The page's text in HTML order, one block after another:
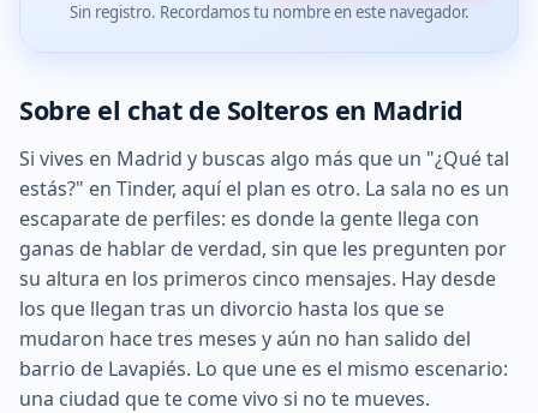
Sin registro. Recordamos tu nombre en este navegador.
Sobre el chat de Solteros en Madrid
Si vives en Madrid y buscas algo más que un "¿Qué tal
estás?" en Tinder, aquí el plan es otro. La sala no es un
escaparate de perfiles: es donde la gente llega con
ganas de hablar de verdad, sin que les pregunten por
su altura en los primeros cinco mensajes. Hay desde
los que llegan tras un divorcio hasta los que se
mudaron hace tres meses y aún no han salido del
barrio de Lavapiés. Lo que une es el mismo escenario:
una ciudad que te come vivo si no te mueves.